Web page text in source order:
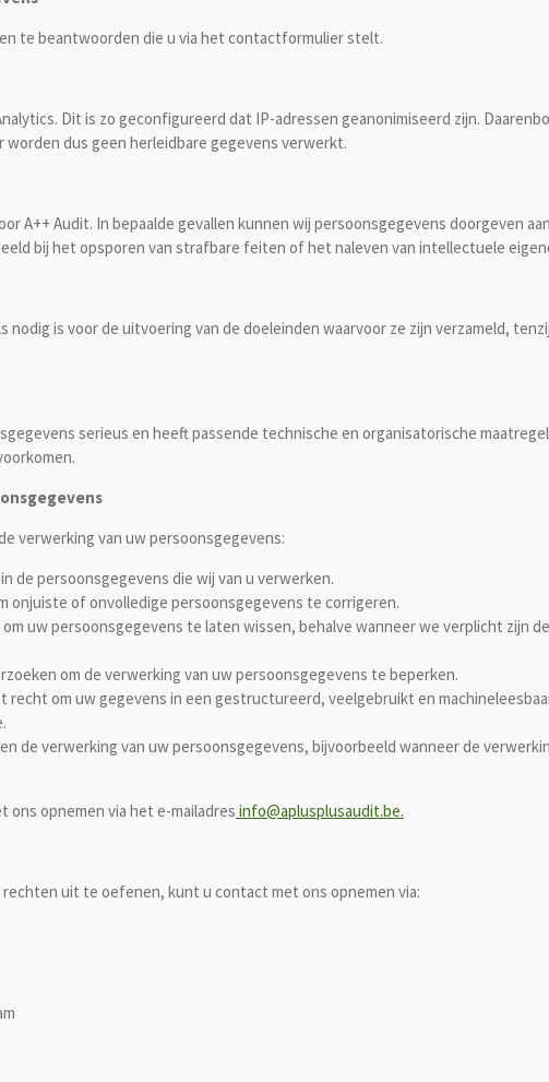
te beantwoorden die u via het contactformulier stelt.
Dit is zo geconfigureerd dat IP-adressen geanonimiseerd zijn.
dus geen herleidbare gegevens verwerkt.
A++ Audit. In bepaalde gevallen kunnen wij persoonsgegevens doorgeven
bij het opsporen van strafbare feiten of het naleven van intellectuele
nodig is voor de uitvoering van de doeleinden waarvoor ze zijn verzameld,
serieus en heeft passende technische en organisatorische
verwerking van uw persoonsgegevens:
de persoonsgegevens die wij van u verwerken.
onjuiste of onvolledige persoonsgegevens te corrigeren.
uw persoonsgegevens te laten wissen, behalve wanneer we verplicht zijn
om de verwerking van uw persoonsgegevens te beperken.
recht om uw gegevens in een gestructureerd, veelgebruikt en
de verwerking van uw persoonsgegevens, bijvoorbeeld wanneer de
opnemen via het e-mailadres info@aplusplusaudit.be.
uit te oefenen, kunt u contact met ons opnemen via: